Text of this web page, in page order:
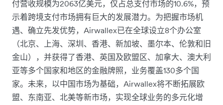
付营收规模为2063亿美元，仅占总支付市场的10.6%，预
示着跨境支付市场拥有巨大的发展潜力。为把握市场机
遇、确立先发优势，Airwallex已在全球设立8个办公室
（北京、上海、深圳、香港、新加坡、墨尔本、伦敦和旧
金山），并获得了香港、英国及欧盟区、加拿大、澳大利
亚等多个国家和地区的金融牌照，业务覆盖130多个国
家。未来，以中国市场为基础，Airwallex将不断拓展欧
盟、东南亚、北美等新市场，实现全球业务的多元化增